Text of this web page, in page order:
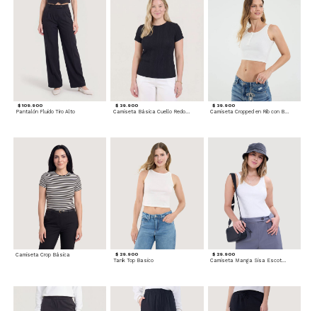
$ 109.900
Pantalón Fluido Tiro Alto
$ 39.900
Camiseta Básica Cuello Redondo
$ 39.900
Camiseta Cropped en Rib con Botones
Camiseta Crop Básica $ 29.900
Tank Top Basico
$ 29.900
Camiseta Manga Sisa Escotada